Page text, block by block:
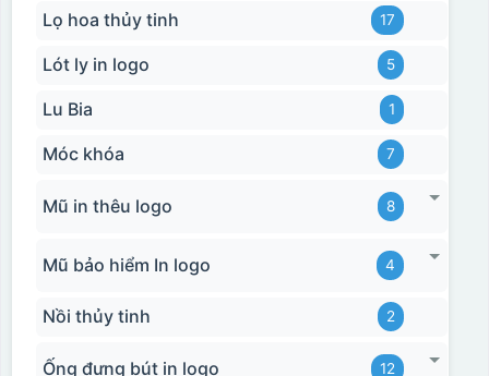
Lọ hoa thủy tinh 17
Lót ly in logo 5
Lu Bia 1
Móc khóa 7
Mũ in thêu logo 8
Mũ bảo hiểm In logo 4
Nồi thủy tinh 2
Ống đựng bút in logo 12